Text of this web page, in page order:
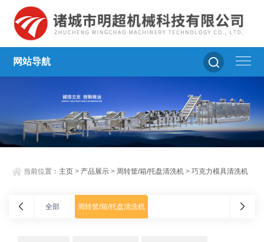
网站导航
当前位置： 主页 > 产品展示 > 周转筐/箱/托盘清洗机 >巧克力模具清洗机
全部 周转筐/箱/托盘清洗机